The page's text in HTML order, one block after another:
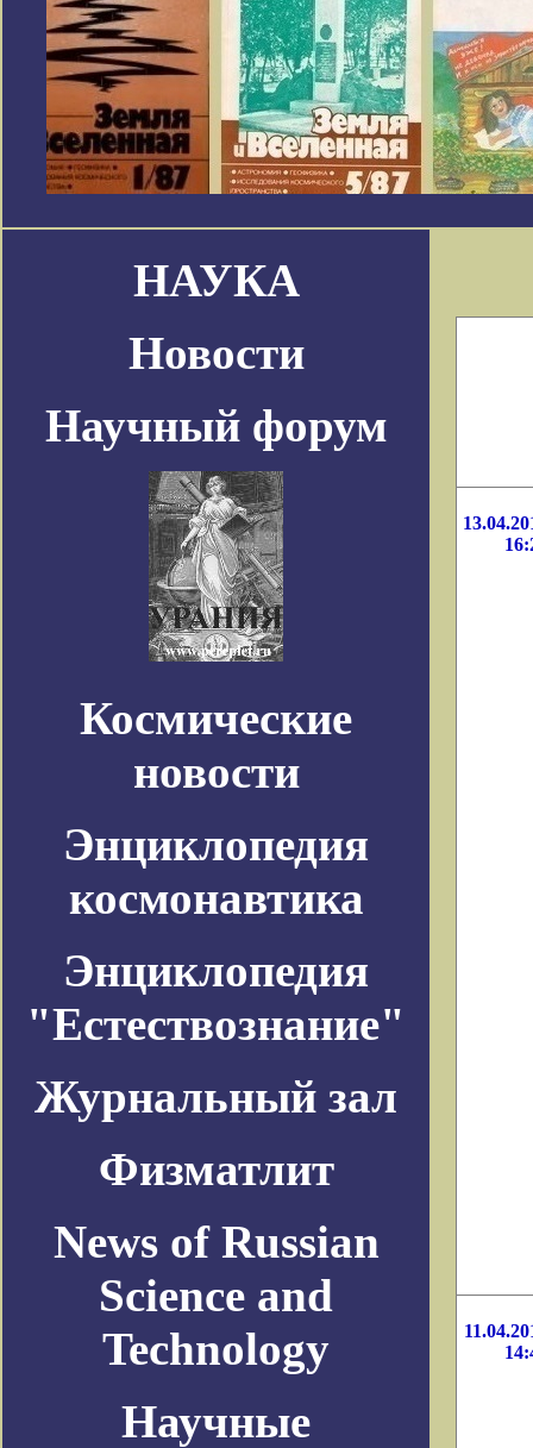
НАУКА
Новости
Научный форум
Космические
новости
Энциклопедия
космонавтика
Энциклопедия
"Естествознание"
Журнальный зал
Физматлит
News of Russian
Science and
Technology
Научные